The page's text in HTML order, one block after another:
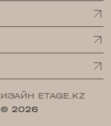
ETAGE.KZ
© 2026